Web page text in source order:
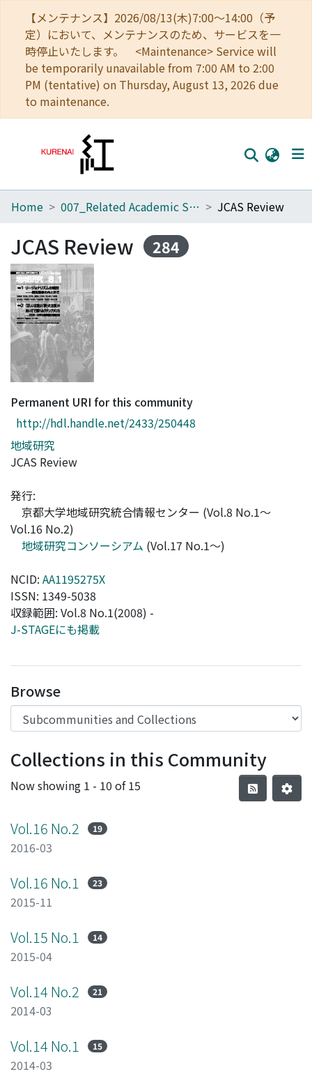
【メンテナンス】2026/08/13(木)7:00～14:00（予
定）において、メンテナンスのため、サービスを一
時停止いたします。 <Maintenance> Service will
be temporarily unavailable from 7:00 AM to 2:00
PM (tentative) on Thursday, August 13, 2026 due
to maintenance.
Home
Communities
Browse
Download Ranking
Access Statistics
Library Network
Home 007_Related Academic Societies JCAS Review
JCAS Review 284
Permanent URI for this community
http://hdl.handle.net/2433/250448
地域研究
JCAS Review
発行:
京都大学地域研究統合情報センター (Vol.8 No.1～
Vol.16 No.2)
地域研究コンソーシアム (Vol.17 No.1～)
NCID: AA1195275X
ISSN: 1349-5038
収録範囲: Vol.8 No.1(2008) -
J-STAGEにも掲載
Browse
Collections in this Community
Now showing 1 - 10 of 15
Vol.16 No.2 19
2016-03
Vol.16 No.1 23
2015-11
Vol.15 No.1 14
2015-04
Vol.14 No.2 21
2014-03
Vol.14 No.1 15
2014-03